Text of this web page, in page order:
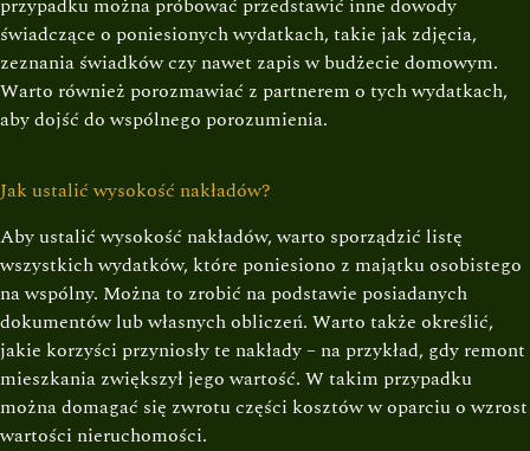
przypadku można próbować przedstawić inne dowody
świadczące o poniesionych wydatkach, takie jak zdjęcia,
zeznania świadków czy nawet zapis w budżecie domowym.
Warto również porozmawiać z partnerem o tych wydatkach,
aby dojść do wspólnego porozumienia.
Jak ustalić wysokość nakładów?
Aby ustalić wysokość nakładów, warto sporządzić listę
wszystkich wydatków, które poniesiono z majątku osobistego
na wspólny. Można to zrobić na podstawie posiadanych
dokumentów lub własnych obliczeń. Warto także określić,
jakie korzyści przyniosły te nakłady – na przykład, gdy remont
mieszkania zwiększył jego wartość. W takim przypadku
można domagać się zwrotu części kosztów w oparciu o wzrost
wartości nieruchomości.